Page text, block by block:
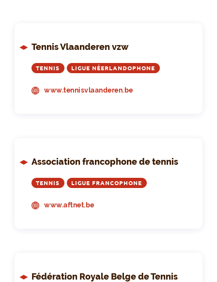
Tennis Vlaanderen vzw
TENNIS LIGUE NÉERLANDOPHONE
www.tennisvlaanderen.be
Association francophone de tennis
TENNIS LIGUE FRANCOPHONE
www.aftnet.be
Fédération Royale Belge de Tennis